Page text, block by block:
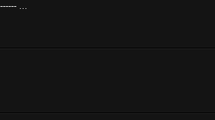
...